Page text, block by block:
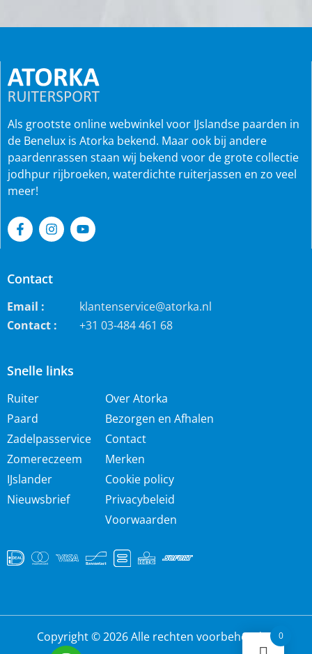
Snelle links
Ruiter
Paard
Zadelpasservice
Zomereczeem
IJslander
Nieuwsbrief
Over Atorka
Bezorgen en Afhalen
Contact
Merken
Cookie policy
Privacybeleid
Voorwaarden
Als grootste online webwinkel voor IJslandse paarden in
de Benelux is Atorka bekend. Maar ook bij andere
paardenrassen staan wij bekend voor de grote collectie
jodhpur rijbroeken, waterdichte ruiterjassen en zo veel
meer!
Contact
Email :
klantenservice@atorka.nl
Contact :
+31 03-484 461 68
Copyright © 2026 Alle rechten voorbehouden 0